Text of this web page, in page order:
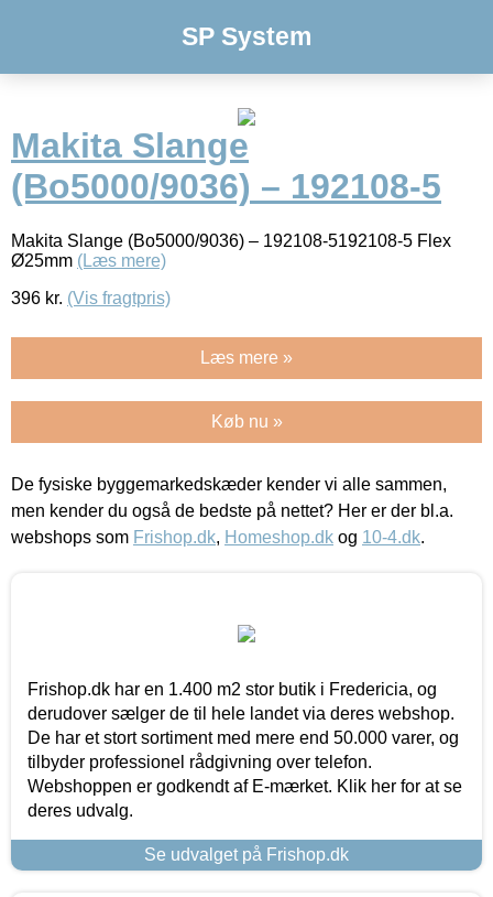
SP System
Makita Slange
(Bo5000/9036) – 192108-5
Makita Slange (Bo5000/9036) – 192108-5192108-5 Flex
Ø25mm (Læs mere)
396 kr. (Vis fragtpris)
Læs mere »
Køb nu »
De fysiske byggemarkedskæder kender vi alle sammen,
men kender du også de bedste på nettet? Her er der bl.a.
webshops som Frishop.dk, Homeshop.dk og 10-4.dk.
Frishop.dk har en 1.400 m2 stor butik i Fredericia, og
derudover sælger de til hele landet via deres webshop.
De har et stort sortiment med mere end 50.000 varer, og
tilbyder professionel rådgivning over telefon.
Webshoppen er godkendt af E-mærket. Klik her for at se
deres udvalg.
Se udvalget på Frishop.dk